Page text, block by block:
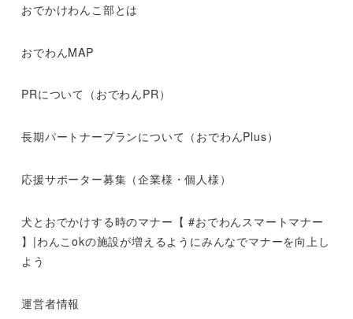
おでかけわんこ部とは
おでわんMAP
PRについて（おでわんPR）
長期パートナープランについて（おでわんPlus）
応援サポーター募集（企業様・個人様）
犬とおでかけする時のマナー【 #おでわんスマートマナー
】|わんこokの施設が増えるようにみんなでマナーを向上し
よう
運営者情報